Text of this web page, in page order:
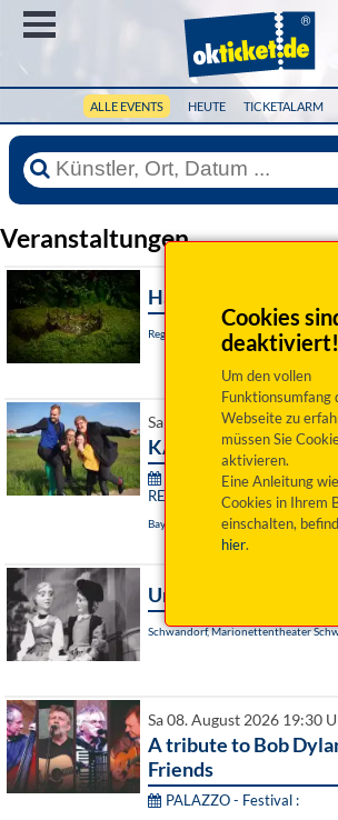
ALLE EVENTS HEUTE TICKETALARM
Cookies
deaktiviert!
Um den vollen
Funktionsumfang
Webseite zu
müssen Sie
aktivieren.
Eine Anleitung
Cookies in Ihrem
einschalten,
hier.
Veranstaltungen
Hamlet
Regensburg, Akademietheater
Sa 08. August 2026 19:00
KARMA
76. Festival junger
RE:SONANZ:
Bayreuth, Das Zentrum
Undine
Schwandorf, Marionettentheater
Sa 08. August 2026 19:30
A tribute to Bob
Friends
PALAZZO - Festival :